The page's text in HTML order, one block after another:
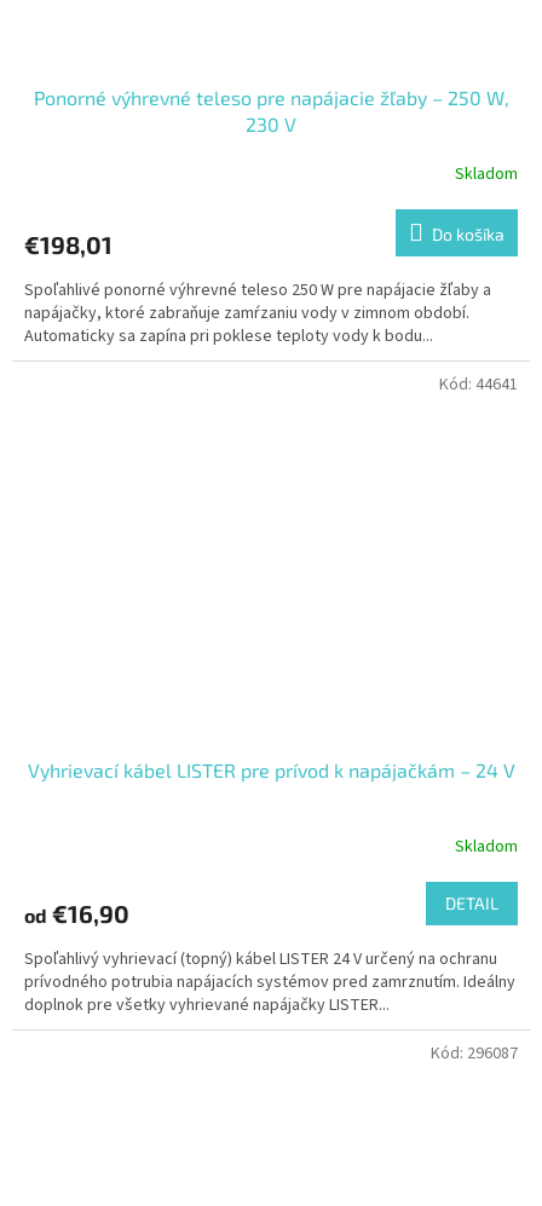
Ponorné výhrevné teleso pre napájacie žľaby – 250 W,
230 V
Skladom
€198,01 Do košíka
Spoľahlivé ponorné výhrevné teleso 250 W pre napájacie žľaby a
napájačky, ktoré zabraňuje zamŕzaniu vody v zimnom období.
Automaticky sa zapína pri poklese teploty vody k bodu...
Vyhrievací kábel LISTER pre prívod k napájačkám – 24 V
Skladom
od €16,90 DETAIL
Spoľahlivý vyhrievací (topný) kábel LISTER 24 V určený na ochranu
prívodného potrubia napájacích systémov pred zamrznutím. Ideálny
doplnok pre všetky vyhrievané napájačky LISTER...
Kód: 44641
Kód: 296087